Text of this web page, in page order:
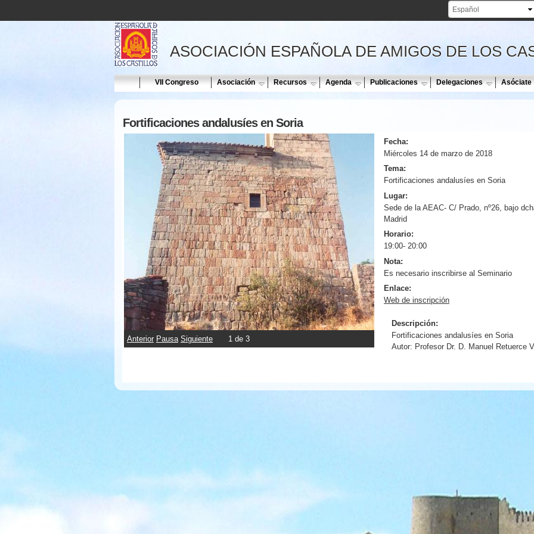
ASOCIACIÓN ESPAÑOLA DE AMIGOS DE LOS
Home VII Congreso Asociación Recursos Agenda Publicaciones Delegaciones Asóciate
Fortificaciones andalusíes en Soria
Anterior Pausa Siguiente 1 de 3
Fecha:
Miércoles 14 de marzo de 2018
Tema:
Fortificaciones andalusíes en Soria
Lugar:
Sede de la AEAC- C/ Prado, nº26, bajo
Madrid
Horario:
19:00- 20:00
Nota:
Es necesario inscribirse al Seminario
Enlace:
Web de inscripción
Descripción:
Fortificaciones andalusíes en Soria
Autor: Profesor Dr. D. Manuel Retuerce